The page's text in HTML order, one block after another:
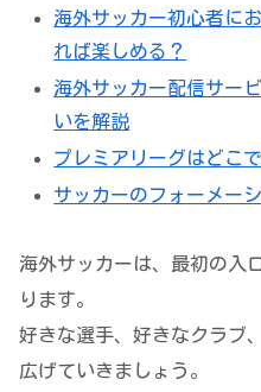
海外サッカー初心者に
れば楽しめる？
海外サッカー配信サー
いを解説
プレミアリーグはどこ
サッカーのフォーメー
海外サッカーは、最初の入
ります。
好きな選手、好きなクラブ
広げていきましょう。